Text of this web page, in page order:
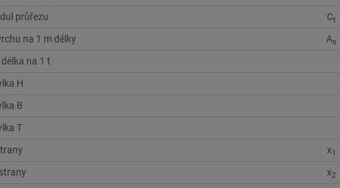
průřezu Ct
na 1 m délky As
na 1 t
H
B
T
x1
x2